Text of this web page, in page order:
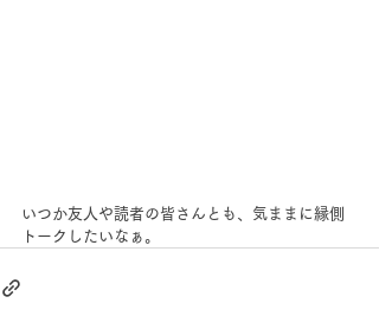
いつか友人や読者の皆さんとも、気ままに縁側
トークしたいなぁ。